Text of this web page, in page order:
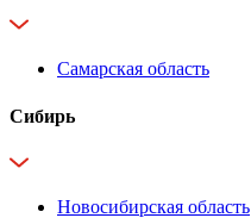
Самарская область
Сибирь
Новосибирская область